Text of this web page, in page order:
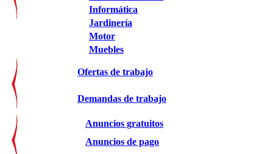
Informática
Jardinería
Motor
Muebles
Ofertas de trabajo
Demandas de trabajo
Anuncios gratuitos
Anuncios de pago